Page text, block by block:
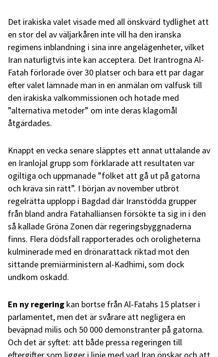
Det irakiska valet visade med all önskvärd tydlighet att
en stor del av väljarkåren inte vill ha den iranska
regimens inblandning i sina inre angelägenheter, vilket
Iran naturligtvis inte kan acceptera. Det Irantrogna Al-
Fatah förlorade över 30 platser och bara ett par dagar
efter valet lämnade man in en anmälan om valfusk till
den irakiska valkommissionen och hotade med
”alternativa metoder” om inte deras klagomål
åtgärdades.
Knappt en vecka senare släpptes ett annat uttalande av
en Iranlojal grupp som förklarade att resultaten var
ogiltiga och uppmanade ”folket att gå ut på gatorna
och kräva sin rätt”. I början av november utbröt
regelrätta upplopp i Bagdad där Iranstödda grupper
från bland andra Fatahalliansen försökte ta sig in i den
så kallade Gröna Zonen där regeringsbyggnaderna
finns. Flera dödsfall rapporterades och oroligheterna
kulminerade med en drönarattack riktad mot den
sittande premiärministern al-Kadhimi, som dock
undkom oskadd.
En ny regering kan bortse från Al-Fatahs 15 platser i
parlamentet, men det är svårare att negligera en
beväpnad milis och 50 000 demonstranter på gatorna.
Och det är syftet: att både pressa regeringen till
eftergifter som ligger i linje med vad Iran önskar och att